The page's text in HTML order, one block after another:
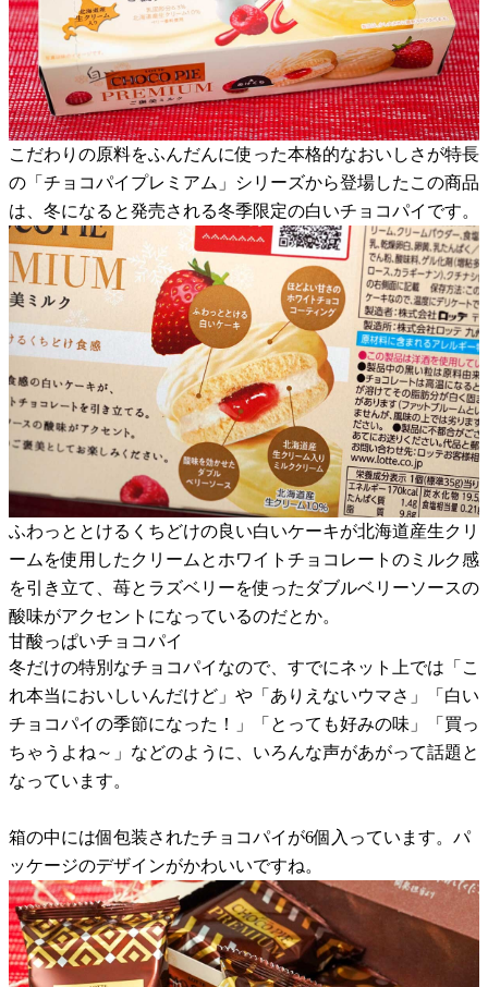
こだわりの原料をふんだんに使った本格的なおいしさが特長
の「チョコパイプレミアム」シリーズから登場したこの商品
は、冬になると発売される冬季限定の白いチョコパイです。
ふわっととけるくちどけの良い白いケーキが北海道産生クリ
ームを使用したクリームとホワイトチョコレートのミルク感
を引き立て、苺とラズベリーを使ったダブルベリーソースの
酸味がアクセントになっているのだとか。
甘酸っぱいチョコパイ
冬だけの特別なチョコパイなので、すでにネット上では「こ
れ本当においしいんだけど」や「ありえないウマさ」「白い
チョコパイの季節になった！」「とっても好みの味」「買っ
ちゃうよね～」などのように、いろんな声があがって話題と
なっています。
箱の中には個包装されたチョコパイが6個入っています。パ
ッケージのデザインがかわいいですね。